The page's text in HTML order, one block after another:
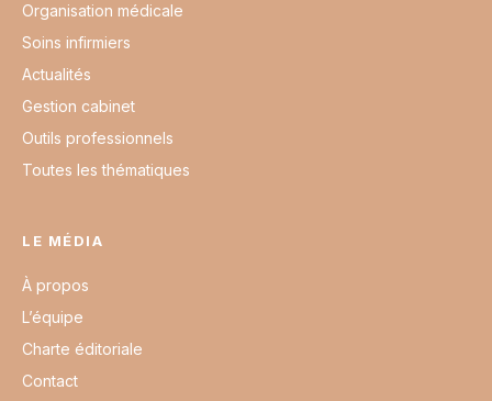
Organisation médicale
Soins infirmiers
Actualités
Gestion cabinet
Outils professionnels
Toutes les thématiques
LE MÉDIA
À propos
L’équipe
Charte éditoriale
Contact